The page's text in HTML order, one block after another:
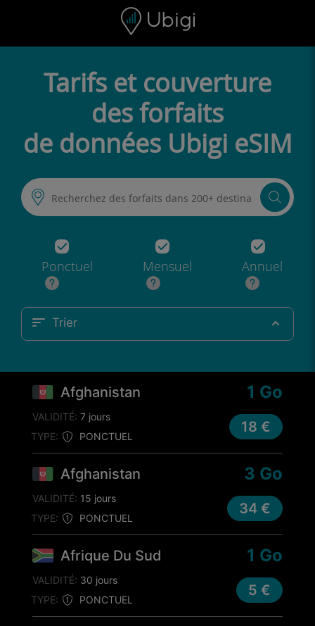
Barre de navigation
Tarifs et couverture
des forfaits
de données Ubigi eSIM
Ponctuel Mensuel Annuel
Trier
Afghanistan
TYPE: PONCTUEL
1 Go
VALIDITÉ: 7 jours
18 €
Afghanistan
TYPE: PONCTUEL
3 Go
VALIDITÉ: 15 jours
34 €
Afrique Du Sud
TYPE: PONCTUEL
1 Go
VALIDITÉ: 30 jours
5 €